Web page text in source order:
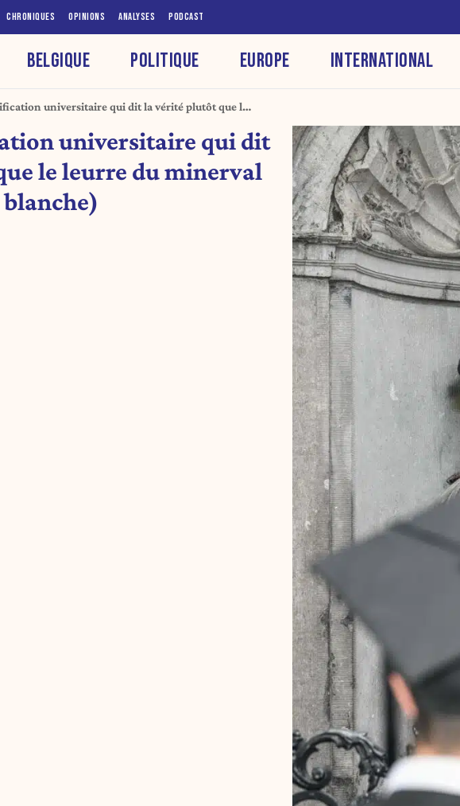
CHRONIQUES OPINIONS ANALYSES PODCAST
BELGIQUE POLITIQUE EUROPE INTERNATIONAL
universitaire qui dit la vérité plutôt que le
universitaire qui dit
le leurre du minerval